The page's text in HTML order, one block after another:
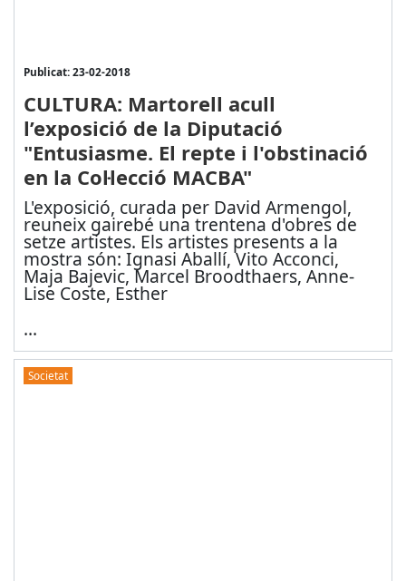
Publicat: 23-02-2018
CULTURA: Martorell acull
l’exposició de la Diputació
"Entusiasme. El repte i l'obstinació
en la Col·lecció MACBA"
L'exposició, curada per David Armengol,
reuneix gairebé una trentena d'obres de
setze artistes. Els artistes presents a la
mostra són: Ignasi Aballí, Vito Acconci,
Maja Bajevic, Marcel Broodthaers, Anne-
Lise Coste, Esther
...
Societat